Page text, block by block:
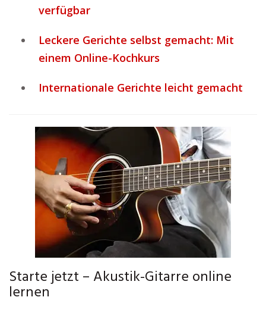
verfügbar
Leckere Gerichte selbst gemacht: Mit
einem Online-Kochkurs
Internationale Gerichte leicht gemacht
Starte jetzt – Akustik-Gitarre online
lernen